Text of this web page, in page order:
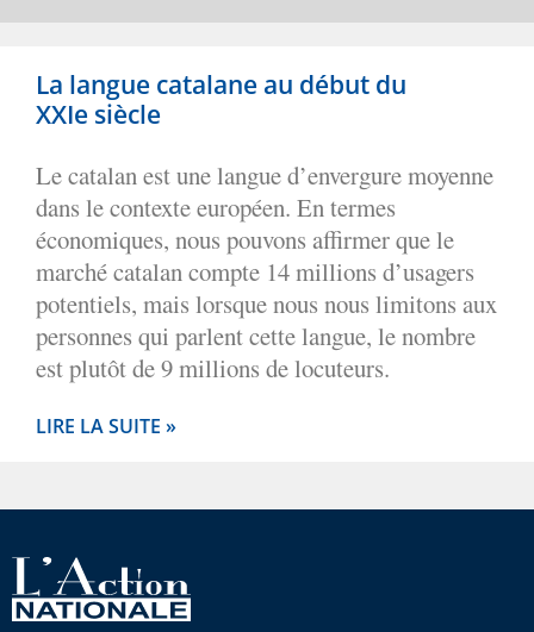
La langue catalane au début du
XXIe siècle
Le catalan est une langue d’envergure moyenne
dans le contexte européen. En termes
économiques, nous pouvons affirmer que le
marché catalan compte 14 millions d’usagers
potentiels, mais lorsque nous nous limitons aux
personnes qui parlent cette langue, le nombre
est plutôt de 9 millions de locuteurs.
LIRE LA SUITE »